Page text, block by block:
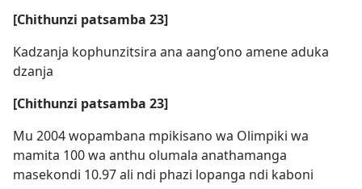
[Chithunzi patsamba 23]
Kadzanja kophunzitsira ana aang’ono amene aduka
dzanja
[Chithunzi patsamba 23]
Mu 2004 wopambana mpikisano wa Olimpiki wa
mamita 100 wa anthu olumala anathamanga
masekondi 10.97 ali ndi phazi lopanga ndi kaboni